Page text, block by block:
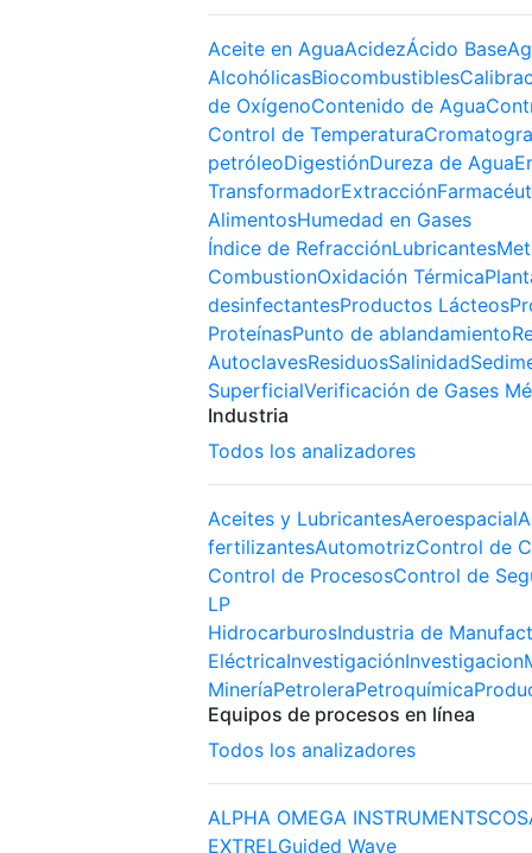
Aceite en AguaAcidezÁcido Base
AlcohólicasBiocombustibles
de OxígenoContenido de Agua
Control de Temperatura
petróleoDigestiónDureza de Agua
TransformadorExtracción
AlimentosHumedad en Gases
Índice de RefracciónLubricantes
CombustionOxidación Térmica
desinfectantesProductos Lácteos
ProteínasPunto de ablandamiento
AutoclavesResiduosSalinidad
SuperficialVerificación de Gases
Industria
Todos los analizadores
Aceites y LubricantesAeroespacial
fertilizantesAutomotrizControl de
Control de ProcesosControl de
LP
HidrocarburosIndustria de
EléctricaInvestigaciónInvestigacion
MineríaPetroleraPetroquímica
Equipos de procesos en línea
Todos los analizadores
ALPHA OMEGA INSTRUMENTS
EXTRELGuided Wave